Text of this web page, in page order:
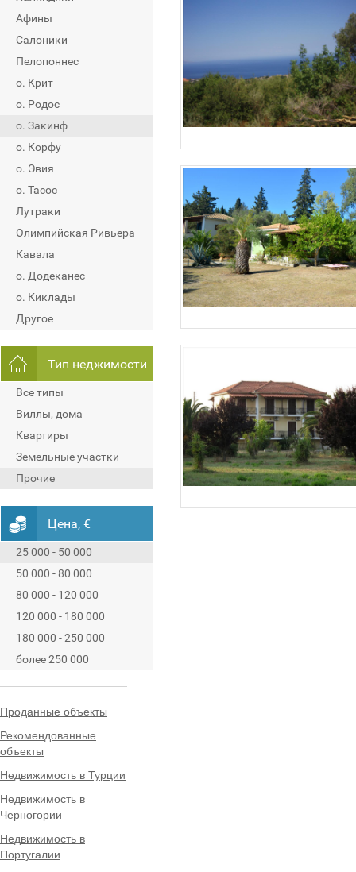
Афины
Салоники
Пелопоннес
о. Крит
о. Родос
о. Закинф
о. Корфу
о. Эвия
о. Тасос
Лутраки
Олимпийская Ривьера
Кавала
о. Додеканес
о. Киклады
Другое
Тип неджимости
Все типы
Виллы, дома
Квартиры
Земельные участки
Прочие
Цена, €
25 000 - 50 000
50 000 - 80 000
80 000 - 120 000
120 000 - 180 000
180 000 - 250 000
более 250 000
Проданные объекты
Рекомендованные
объекты
Недвижимость в Турции
Недвижимость в
Черногории
Недвижимость в
Португалии